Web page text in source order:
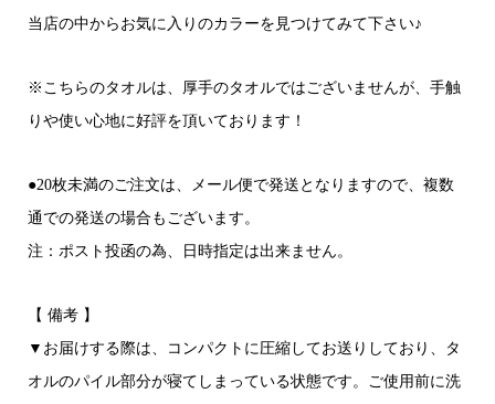
当店の中からお気に入りのカラーを見つけてみて下さい♪
※こちらのタオルは、厚手のタオルではございませんが、手触
りや使い心地に好評を頂いております！
●20枚未満のご注文は、メール便で発送となりますので、複数
通での発送の場合もございます。
注：ポスト投函の為、日時指定は出来ません。
【 備考 】
▼お届けする際は、コンパクトに圧縮してお送りしており、タ
オルのパイル部分が寝てしまっている状態です。ご使用前に洗